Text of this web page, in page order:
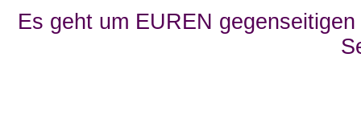
Es geht um EUREN